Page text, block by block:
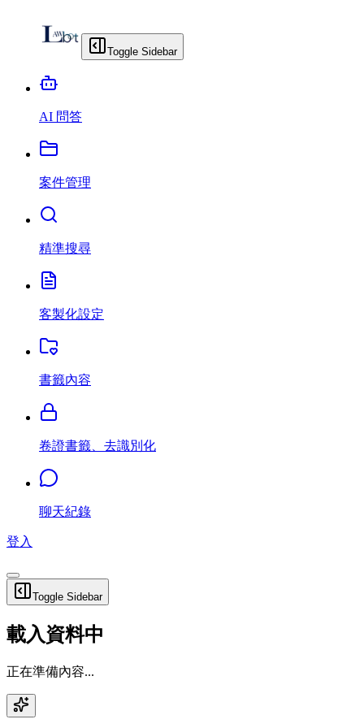
Toggle Sidebar
AI 問答
案件管理
精準搜尋
客製化設定
書籤內容
卷證書籤、去識別化
聊天紀錄
登入
Toggle Sidebar
載入資料中
正在準備內容...